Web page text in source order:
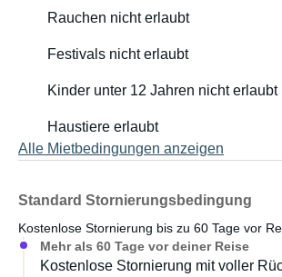
Rauchen nicht erlaubt
Festivals nicht erlaubt
Kinder unter 12 Jahren nicht erlaubt
Haustiere erlaubt
Alle Mietbedingungen anzeigen
Standard Stornierungsbedingung
Kostenlose Stornierung bis zu 60 Tage vor
Mehr als 60 Tage vor deiner Reise
Kostenlose Stornierung mit voller